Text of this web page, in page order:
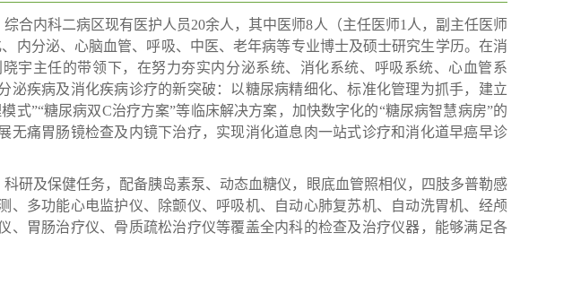
合内科二病区现有医护人员20余人，其中医师8人（主任医师1人，副主任医师
内分泌、心脑血管、呼吸、中医、老年病等专业博士及硕士研究生学历。在消
宇主任的带领下，在努力夯实内分泌系统、消化系统、呼吸系统、心血管系
泌疾病及消化疾病诊疗的新突破：以糖尿病精细化、标准化管理为抓手，建立
式”“糖尿病双C治疗方案”等临床解决方案，加快数字化的“糖尿病智慧病房”的
无痛胃肠镜检查及内镜下治疗，实现消化道息肉一站式诊疗和消化道早癌早诊
研及保健任务，配备胰岛素泵、动态血糖仪，眼底血管照相仪，四肢多普勒感
、多功能心电监护仪、除颤仪、呼吸机、自动心肺复苏机、自动洗胃机、经颅
、胃肠治疗仪、骨质疏松治疗仪等覆盖全内科的检查及治疗仪器，能够满足各